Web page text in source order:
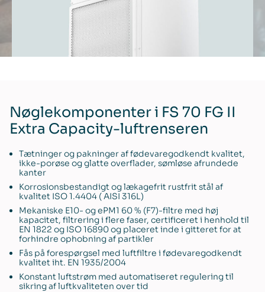
Nøglekomponenter i FS 70 FG II
Extra Capacity-luftrenseren
Tætninger og pakninger af fødevaregodkendt kvalitet,
ikke-porøse og glatte overflader, sømløse afrundede
kanter
Korrosionsbestandigt og lækagefrit rustfrit stål af
kvalitet ISO 1.4404 ( AISI 316L)
Mekaniske E10- og ePM1 60 % (F7)-filtre med høj
kapacitet, filtrering i flere faser, certificeret i henhold til
EN 1822 og ISO 16890 og placeret inde i gitteret for at
forhindre ophobning af partikler
Fås på forespørgsel med luftfiltre i fødevaregodkendt
kvalitet iht. EN 1935/2004
Konstant luftstrøm med automatiseret regulering til
sikring af luftkvaliteten over tid